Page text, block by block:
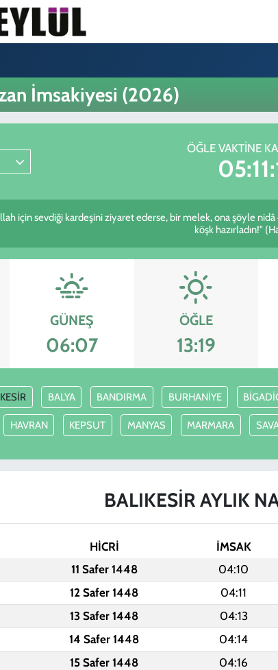
İmsakiyesi (2026)
ÖĞLE VAKTINE
için sevdiği kardeşini ziyaret ederse, bir melek, ona şöyle
köşk hazırladın!"
GÜNEŞ
06:07
ÖĞLE
13:19
BALYA BANDIRMA BURHANİYE
HAVRAN KEPSUT MANYAS MARMARA
BALIKESİR AYLIK
HİCRİ İMSAK
11 Safer 1448 04:10
12 Safer 1448 04:11
13 Safer 1448 04:13
14 Safer 1448 04:14
15 Safer 1448 04:16